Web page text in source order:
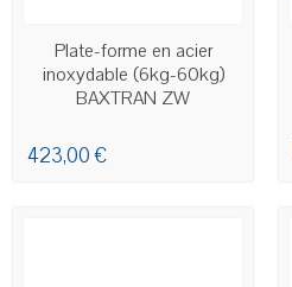
Plate-forme en acier
inoxydable (6kg-60kg)
BAXTRAN ZW
423,00 €